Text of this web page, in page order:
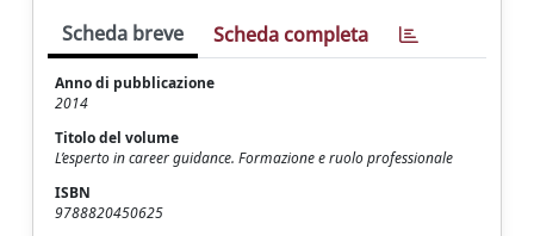
Scheda breve Scheda completa
Anno di pubblicazione
2014
Titolo del volume
L’esperto in career guidance. Formazione e ruolo professionale
ISBN
9788820450625